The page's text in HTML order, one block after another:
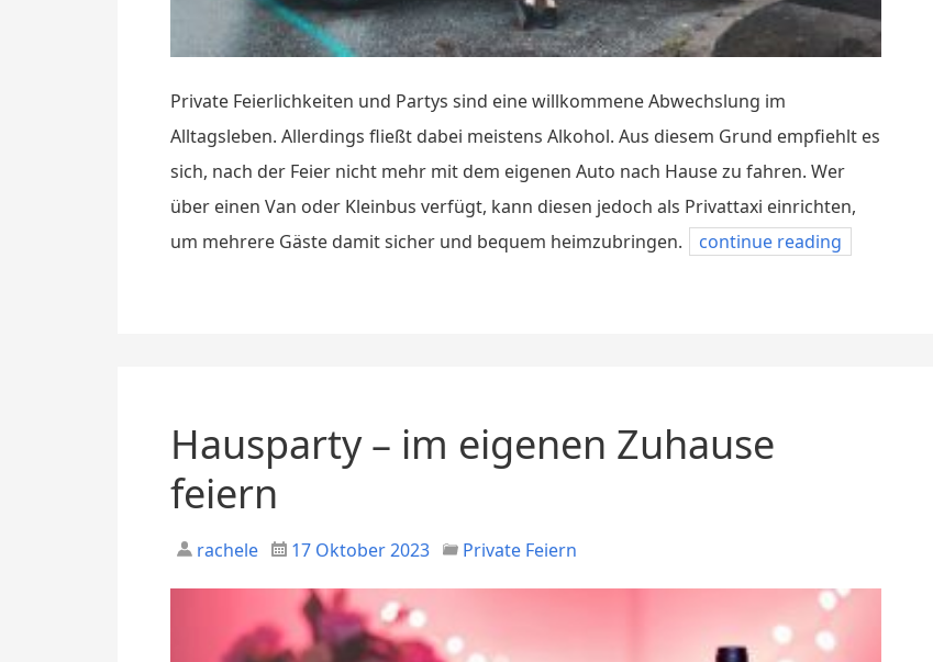
Private Feierlichkeiten und Partys sind eine willkommene Abwechslung im
Alltagsleben. Allerdings fließt dabei meistens Alkohol. Aus diesem Grund empfiehlt es
sich, nach der Feier nicht mehr mit dem eigenen Auto nach Hause zu fahren. Wer
über einen Van oder Kleinbus verfügt, kann diesen jedoch als Privattaxi einrichten,
um mehrere Gäste damit sicher und bequem heimzubringen.
continue reading
Hausparty – im eigenen Zuhause
feiern
rachele 17 Oktober 2023 Private Feiern